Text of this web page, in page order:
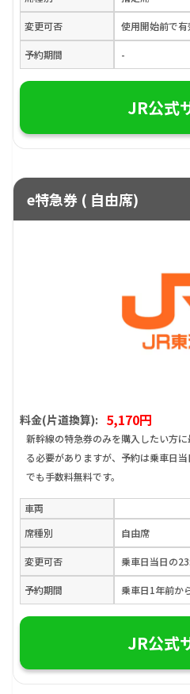
変更可否 使用開始前で
予約期間 -
JR公式
e特急券 ( 自由席)
料金(片道換算): 5,170円
新幹線の特急券のみを購入したい方
る必要がありますが、予約は乗車日
でも手数料無料です。
車両
席種別
自由席
変更可否 乗車日当日の
予約期間 乗車日1年前か
JR公式